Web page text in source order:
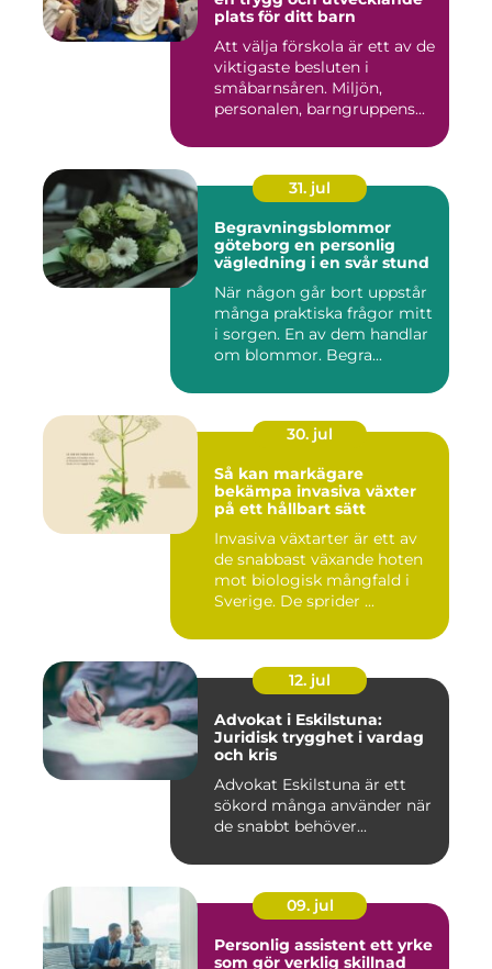
plats för ditt barn
Att välja förskola är ett av de
viktigaste besluten i
småbarnsåren. Miljön,
personalen, barngruppens...
31. jul
Begravningsblommor
göteborg en personlig
vägledning i en svår stund
När någon går bort uppstår
många praktiska frågor mitt
i sorgen. En av dem handlar
om blommor. Begra...
30. jul
Så kan markägare
bekämpa invasiva växter
på ett hållbart sätt
Invasiva växtarter är ett av
de snabbast växande hoten
mot biologisk mångfald i
Sverige. De sprider ...
12. jul
Advokat i Eskilstuna:
Juridisk trygghet i vardag
och kris
Advokat Eskilstuna är ett
sökord många använder när
de snabbt behöver...
09. jul
Personlig assistent ett yrke
som gör verklig skillnad